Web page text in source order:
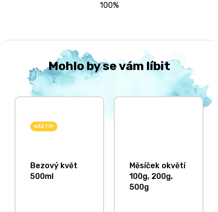
100%
Mohlo by se vám líbit
NÁŠ TIP
Bezový květ
500ml
Měsíček okvětí
100g, 200g,
500g